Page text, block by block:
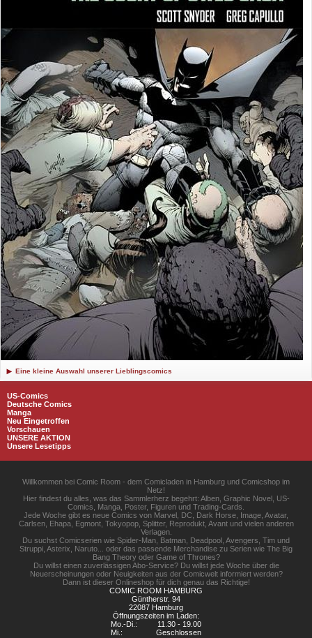
Eine kleine Auswahl unserer Lieblingscomics
US-Comics
Deutsche Comics
Manga
Neu Eingetroffen
Vorschauen
UNSERE AKTION
Unsere Lesetipps
Willkommen bei Comic Room - dem Comicladen in Hamburg und Comicshop im
Netz!
Hier findest du alles, was das Sammlerherz begehrt: Alben, Graphic Novel, US-
Comics, Manga, Poster, Figuren und Trading-Cards.
Jede Woche gibt es neue Comics von Marvel, DC, Dark Horse, Image, Avatar,
Carlsen, Ehapa, Egmont, Tokyopop, Splitter, Reprodukt, Avant und vielen anderen
Verlagen.
Du suchst Comicserien wie Spider-Man, Batman, Deadpool, Avengers, Tim und
Struppi, Asterix, Naruto... oder das passende Merchandise zu Serien wie The Big
Bang Theory oder Game of Thrones?
Du willst einen zuverlässigen Abo-Service? Du willst jede Woche über die
Neuerscheinungen oder Neuigkeiten aus der Comicwelt informiert werden?
Dann ist dieser Onlineshop für dich genau das Richtige!
COMIC ROOM HAMBURG
Güntherstr. 94
22087 Hamburg
Öffnungszeiten im Laden:
Mo.-Di.:
11.30 - 19.00
Mi.:
Geschlossen